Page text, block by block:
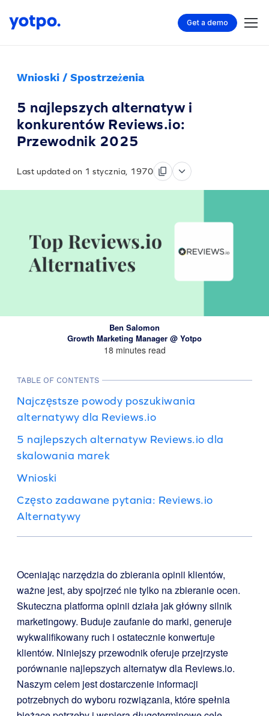
Get a demo
Wnioski / Spostrzeżenia
5 najlepszych alternatyw i
konkurentów Reviews.io:
Przewodnik 2025
Last updated on 1 stycznia, 1970
Ben Salomon
Growth Marketing Manager @ Yotpo
18 minutes read
TABLE OF CONTENTS
Najczęstsze powody poszukiwania
alternatywy dla Reviews.io
5 najlepszych alternatyw Reviews.io dla
skalowania marek
Wnioski
Często zadawane pytania: Reviews.io
Alternatywy
Oceniając narzędzia do zbierania opinii klientów,
ważne jest, aby spojrzeć nie tylko na zbieranie ocen.
Skuteczna platforma opinii działa jak główny silnik
marketingowy. Buduje zaufanie do marki, generuje
wykwalifikowany ruch i ostatecznie konwertuje
klientów. Niniejszy przewodnik oferuje przejrzyste
porównanie najlepszych alternatyw dla Reviews.io.
Naszym celem jest dostarczenie informacji
potrzebnych do wyboru rozwiązania, które spełnia